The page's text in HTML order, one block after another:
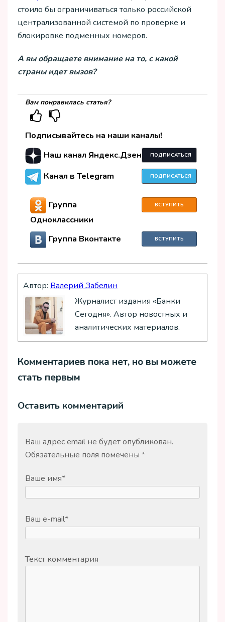
стоило бы ограничиваться только российской
централизованной системой по проверке и
блокировке подменных номеров.
А вы обращаете внимание на то, с какой
страны идет вызов?
Вам понравилась статья?
Подписывайтесь на наши каналы!
Наш канал Яндекс.Дзен
ПОДПИСАТЬСЯ
Канал в Telegram ПОДПИСАТЬСЯ
Группа
Одноклассники
ВСТУПИТЬ
Группа Вконтакте ВСТУПИТЬ
Автор: Валерий Забелин
Журналист издания «Банки
Сегодня». Автор новостных и
аналитических материалов.
Комментариев пока нет, но вы можете
стать первым
Оставить комментарий
Ваш адрес email не будет опубликован.
Обязательные поля помечены *
Ваше имя*
Ваш e-mail*
Текст комментария